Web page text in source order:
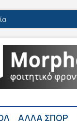
ΑΛΛΑ ΣΠΟΡ